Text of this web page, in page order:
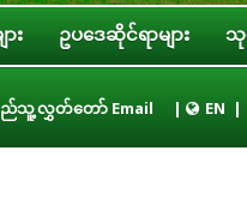
း ဥပဒေဆိုင်ရာများ သု
စိစစ်ရေးကော်မတီနှင့် ပြည်ထေ
ည်သူ့လွှတ်တော် Email | EN |